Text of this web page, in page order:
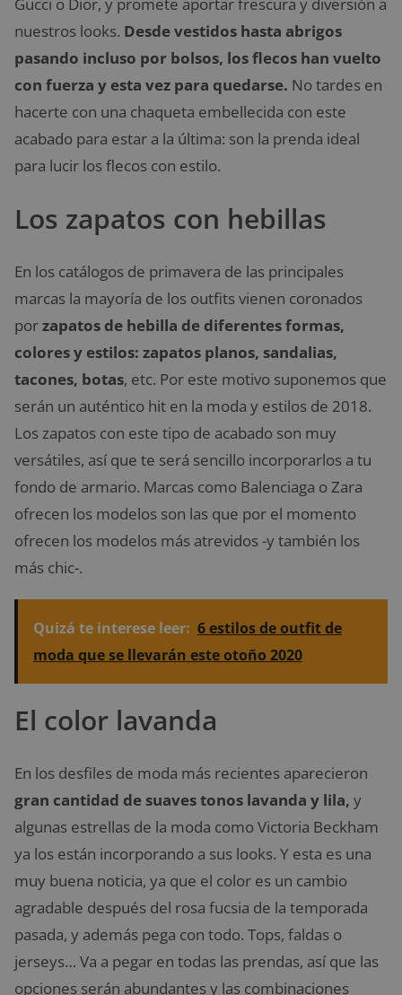
Gucci o Dior, y promete aportar frescura y diversión a
nuestros looks. Desde vestidos hasta abrigos
pasando incluso por bolsos, los flecos han vuelto
con fuerza y esta vez para quedarse. No tardes en
hacerte con una chaqueta embellecida con este
acabado para estar a la última: son la prenda ideal
para lucir los flecos con estilo.
Los zapatos con hebillas
En los catálogos de primavera de las principales
marcas la mayoría de los outfits vienen coronados
porzapatos de hebilla de diferentes formas,
colores y estilos: zapatos planos, sandalias,
tacones, botas, etc. Por este motivo suponemos que
serán un auténtico hit en la moda y estilos de 2018.
Los zapatos con este tipo de acabado son muy
versátiles, así que te será sencillo incorporarlos a tu
fondo de armario. Marcas como Balenciaga o Zara
ofrecen los modelos son las que por el momento
ofrecen los modelos más atrevidos -y también los
más chic-.
Quizá te interese leer: 6 estilos de outfit de
moda que se llevarán este otoño 2020
El color lavanda
En los desfiles de moda más recientes aparecieron
gran cantidad de suaves tonos lavanda y lila, y
algunas estrellas de la moda como Victoria Beckham
ya los están incorporando a sus looks. Y esta es una
muy buena noticia, ya que el color es un cambio
agradable después del rosa fucsia de la temporada
pasada, y además pega con todo. Tops, faldas o
jerseys… Va a pegar en todas las prendas, así que las
opciones serán abundantes y las combinaciones